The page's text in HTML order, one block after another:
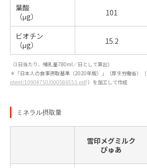
葉酸
（μg）
101
ビオチン
（μg）
15.2
（1日当たり、哺乳量780ml／日として算出）
＊「日本人の食事摂取基準（2020年版）」（厚生労働省）（
ntent/10904750/000586553.pdf）を加工して作成
ミネラル摂取量
雪印メグミルク
ぴゅあ